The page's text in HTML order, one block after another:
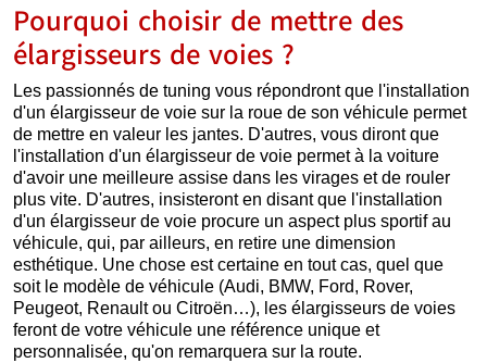
Pourquoi choisir de mettre des
élargisseurs de voies ?
Les passionnés de tuning vous répondront que l'installation
d'un élargisseur de voie sur la roue de son véhicule permet
de mettre en valeur les jantes. D'autres, vous diront que
l'installation d'un élargisseur de voie permet à la voiture
d'avoir une meilleure assise dans les virages et de rouler
plus vite. D'autres, insisteront en disant que l'installation
d'un élargisseur de voie procure un aspect plus sportif au
véhicule, qui, par ailleurs, en retire une dimension
esthétique. Une chose est certaine en tout cas, quel que
soit le modèle de véhicule (Audi, BMW, Ford, Rover,
Peugeot, Renault ou Citroën…), les élargisseurs de voies
feront de votre véhicule une référence unique et
personnalisée, qu'on remarquera sur la route.